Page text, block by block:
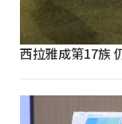
西拉雅成第17族